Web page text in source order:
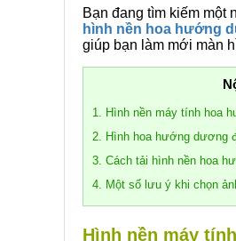
Bạn đang tìm kiếm
hình nền hoa hướng
giúp bạn làm mới màn
1. Hình nền máy tính hoa
2. Hình hoa hướng dương
3. Cách tải hình nền hoa
4. Một số lưu ý khi chọn
Hình nền máy